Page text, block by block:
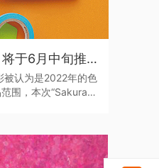
新品｜日本 Sakura（樱花）将于6月中旬推出全新色系的“Sakura Color Products”自动铅笔与橡皮擦
被认为是2022年的色
围，本次“Sakura